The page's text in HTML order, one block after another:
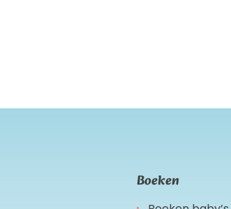
Boeken